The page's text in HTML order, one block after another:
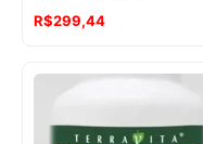
R$299,44